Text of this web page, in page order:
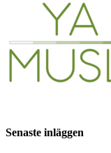
Senaste inläggen